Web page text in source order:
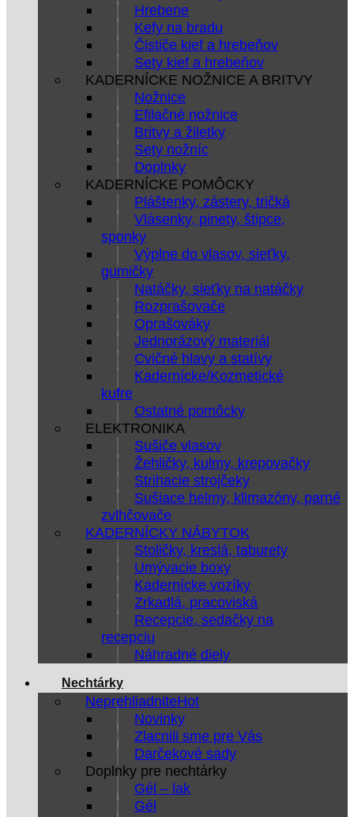
Hrebene
Kefy na bradu
Čističe kief a hrebeňov
Sety kief a hrebeňov
KADERNÍCKE NOŽNICE A BRITVY
Nožnice
Efilačné nožnice
Britvy a žiletky
Sety nožníc
Doplnky
KADERNÍCKE POMÔCKY
Pláštenky, zástery, tričká
Vlásenky, pinety, štipce,
sponky
Výplne do vlasov, sieťky,
gumičky
Natáčky, sieťky na natáčky
Rozprašovače
Oprašováky
Jednorázový materiál
Cvičné hlavy a statívy
Kadernícke/Kozmetické
kufre
Ostatné pomôcky
ELEKTRONIKA
Sušiče vlasov
Žehličky, kulmy, krepovačky
Strihacie strojčeky
Sušiace helmy, klimazóny, parné
zvlhčovače
KADERNÍCKY NÁBYTOK
Stoličky, kreslá, taburety
Umývacie boxy
Kadernícke vozíky
Zrkadlá, pracoviská
Recepcie, sedačky na
recepciu
Náhradné diely
Nechtárky
Neprehliadnite
Novinky
Zlacnili sme pre Vás
Darčekové sady
Doplnky pre nechtárky
Gél – lak
Gél